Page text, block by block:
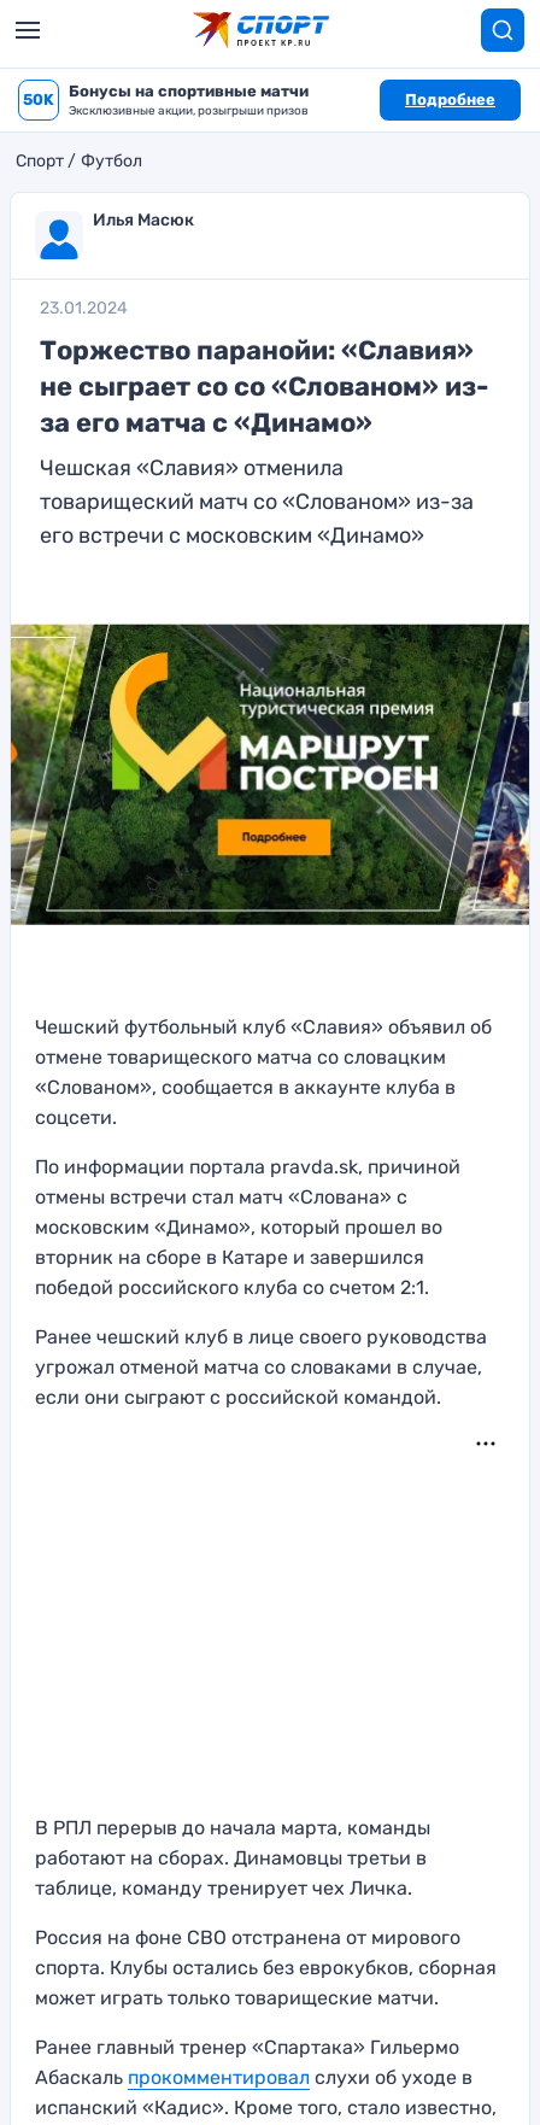
50K Бонусы на спортивные матчи
Эксклюзивные акции, розыгрыши призов
Подробнее
Спорт Футбол
Илья Масюк
23.01.2024
Торжество паранойи: «Славия»
не сыграет со со «Слованом» из-
за его матча с «Динамо»
Чешская «Славия» отменила
товарищеский матч со «Слованом» из-за
его встречи с московским «Динамо»
Чешский футбольный клуб «Славия» объявил об
отмене товарищеского матча со словацким
«Слованом», сообщается в аккаунте клуба в
соцсети.
По информации портала pravda.sk, причиной
отмены встречи стал матч «Слована» с
московским «Динамо», который прошел во
вторник на сборе в Катаре и завершился
победой российского клуба со счетом 2:1.
Ранее чешский клуб в лице своего руководства
угрожал отменой матча со словаками в случае,
если они сыграют с российской командой.
В РПЛ перерыв до начала марта, команды
работают на сборах. Динамовцы третьи в
таблице, команду тренирует чех Личка.
Россия на фоне СВО отстранена от мирового
спорта. Клубы остались без еврокубков, сборная
может играть только товарищеские матчи.
Ранее главный тренер «Спартака» Гильермо
Абаскаль прокомментировал слухи об уходе в
испанский «Кадис». Кроме того, стало известно,